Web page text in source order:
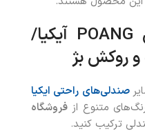
POANG آیکیا/
و روکش بژ
صندلی‌های راحتی ایکیا
متنوع از فروشگاه
ترکیب کنید.